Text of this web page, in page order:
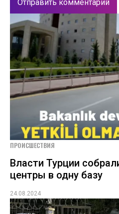
ПРОИСШЕСТВИЯ
Власти Турции
центры в одну базу
24.08.2024